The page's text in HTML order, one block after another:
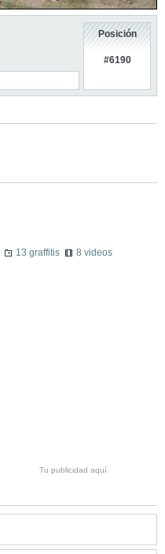
Posición
#6190
13 graffitis 8 videos
Tu publicidad aquí